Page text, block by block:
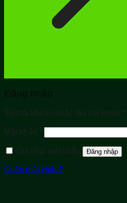
Đăng nhập
Tên tài khoản hoặc địa chỉ email *
Mật khẩu *
buộc
Ghi nhớ mật khẩu
Đăng nhập
Quên mật khẩu?